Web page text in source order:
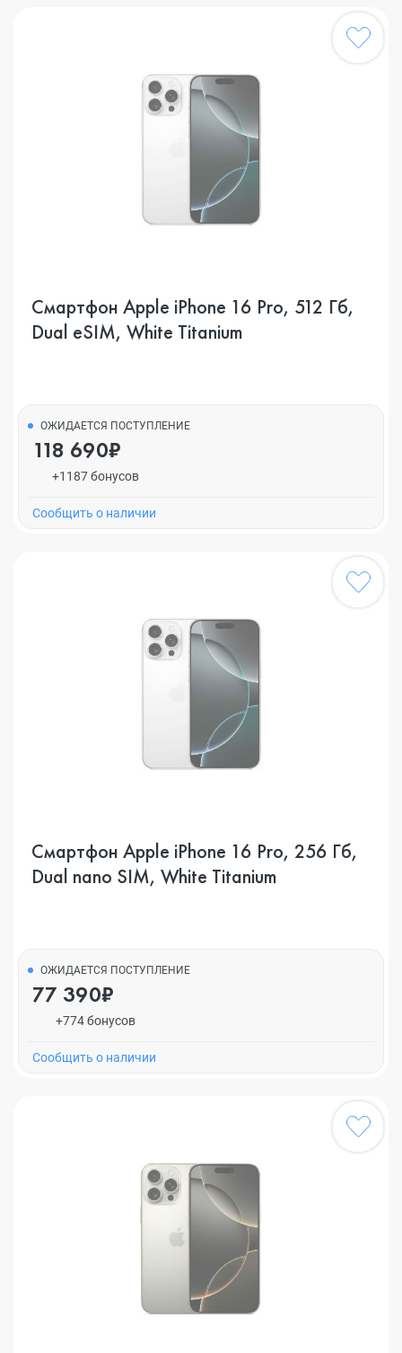
Смартфон Apple iPhone 16 Pro, 512 Гб,
Dual eSIM, White Titanium
ОЖИДАЕТСЯ ПОСТУПЛЕНИЕ
118 690₽
+1187 бонусов
Cообщить о наличии
Смартфон Apple iPhone 16 Pro, 256 Гб,
Dual nano SIM, White Titanium
ОЖИДАЕТСЯ ПОСТУПЛЕНИЕ
77 390₽
+774 бонусов
Cообщить о наличии